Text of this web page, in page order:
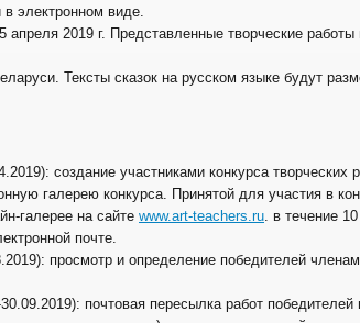
в электронном виде.
апреля 2019 г. Представленные творческие
Тексты сказок на русском языке будут
создание участниками конкурса творческих
галерею конкурса. Принятой для участия в
галерее на сайте www.art-teachers.ru. в течение
почте.
просмотр и определение победителей
почтовая пересылка работ победителей